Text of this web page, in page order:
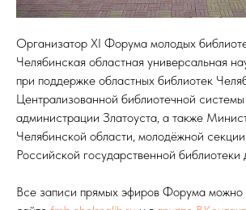
Организатор XI Форума молодых
Челябинская областная универсальная
при поддержке областных библиотек
Централизованной библиотечной
администрации Златоуста, а также
Челябинской области, молодёжной
Российской государственной библиотеки
Все записи прямых эфиров Форума можно